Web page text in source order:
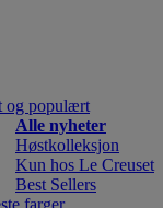
og populært
Alle nyheter
Høstkolleksjon
Kun hos Le Creuset
Best Sellers
farger